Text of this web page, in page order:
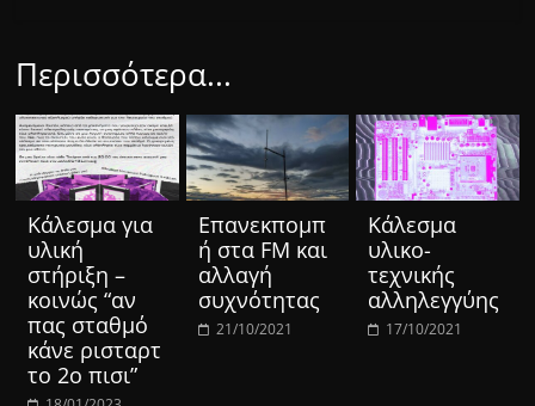
Περισσότερα...
Κάλεσμα για
υλική
στήριξη –
κοινώς “αν
πας σταθμό
κάνε ρισταρτ
το 2ο πισι”
Επανεκπομπ
ή στα FM και
αλλαγή
συχνότητας
21/10/2021
Κάλεσμα
υλικο-
τεχνικής
αλληλεγγύης
17/10/2021